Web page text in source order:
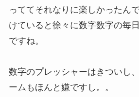
っててそれなりに楽しかったん
けていると徐々に数字数字の毎
ですね。
数字のプレッシャーはきついし
ームもほんと嫌ですし。。